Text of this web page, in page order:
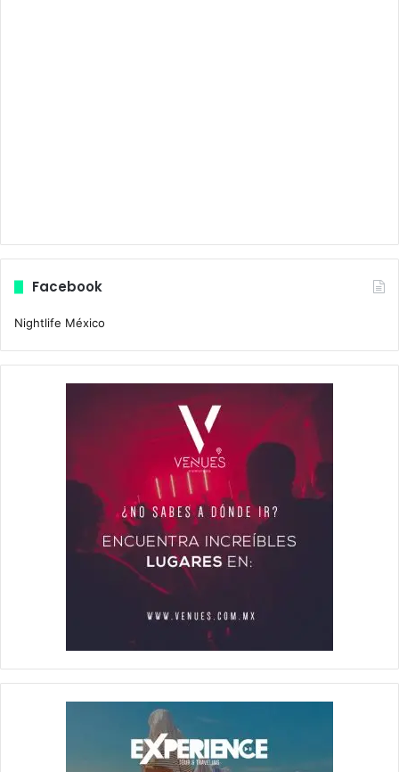
Facebook
Nightlife México